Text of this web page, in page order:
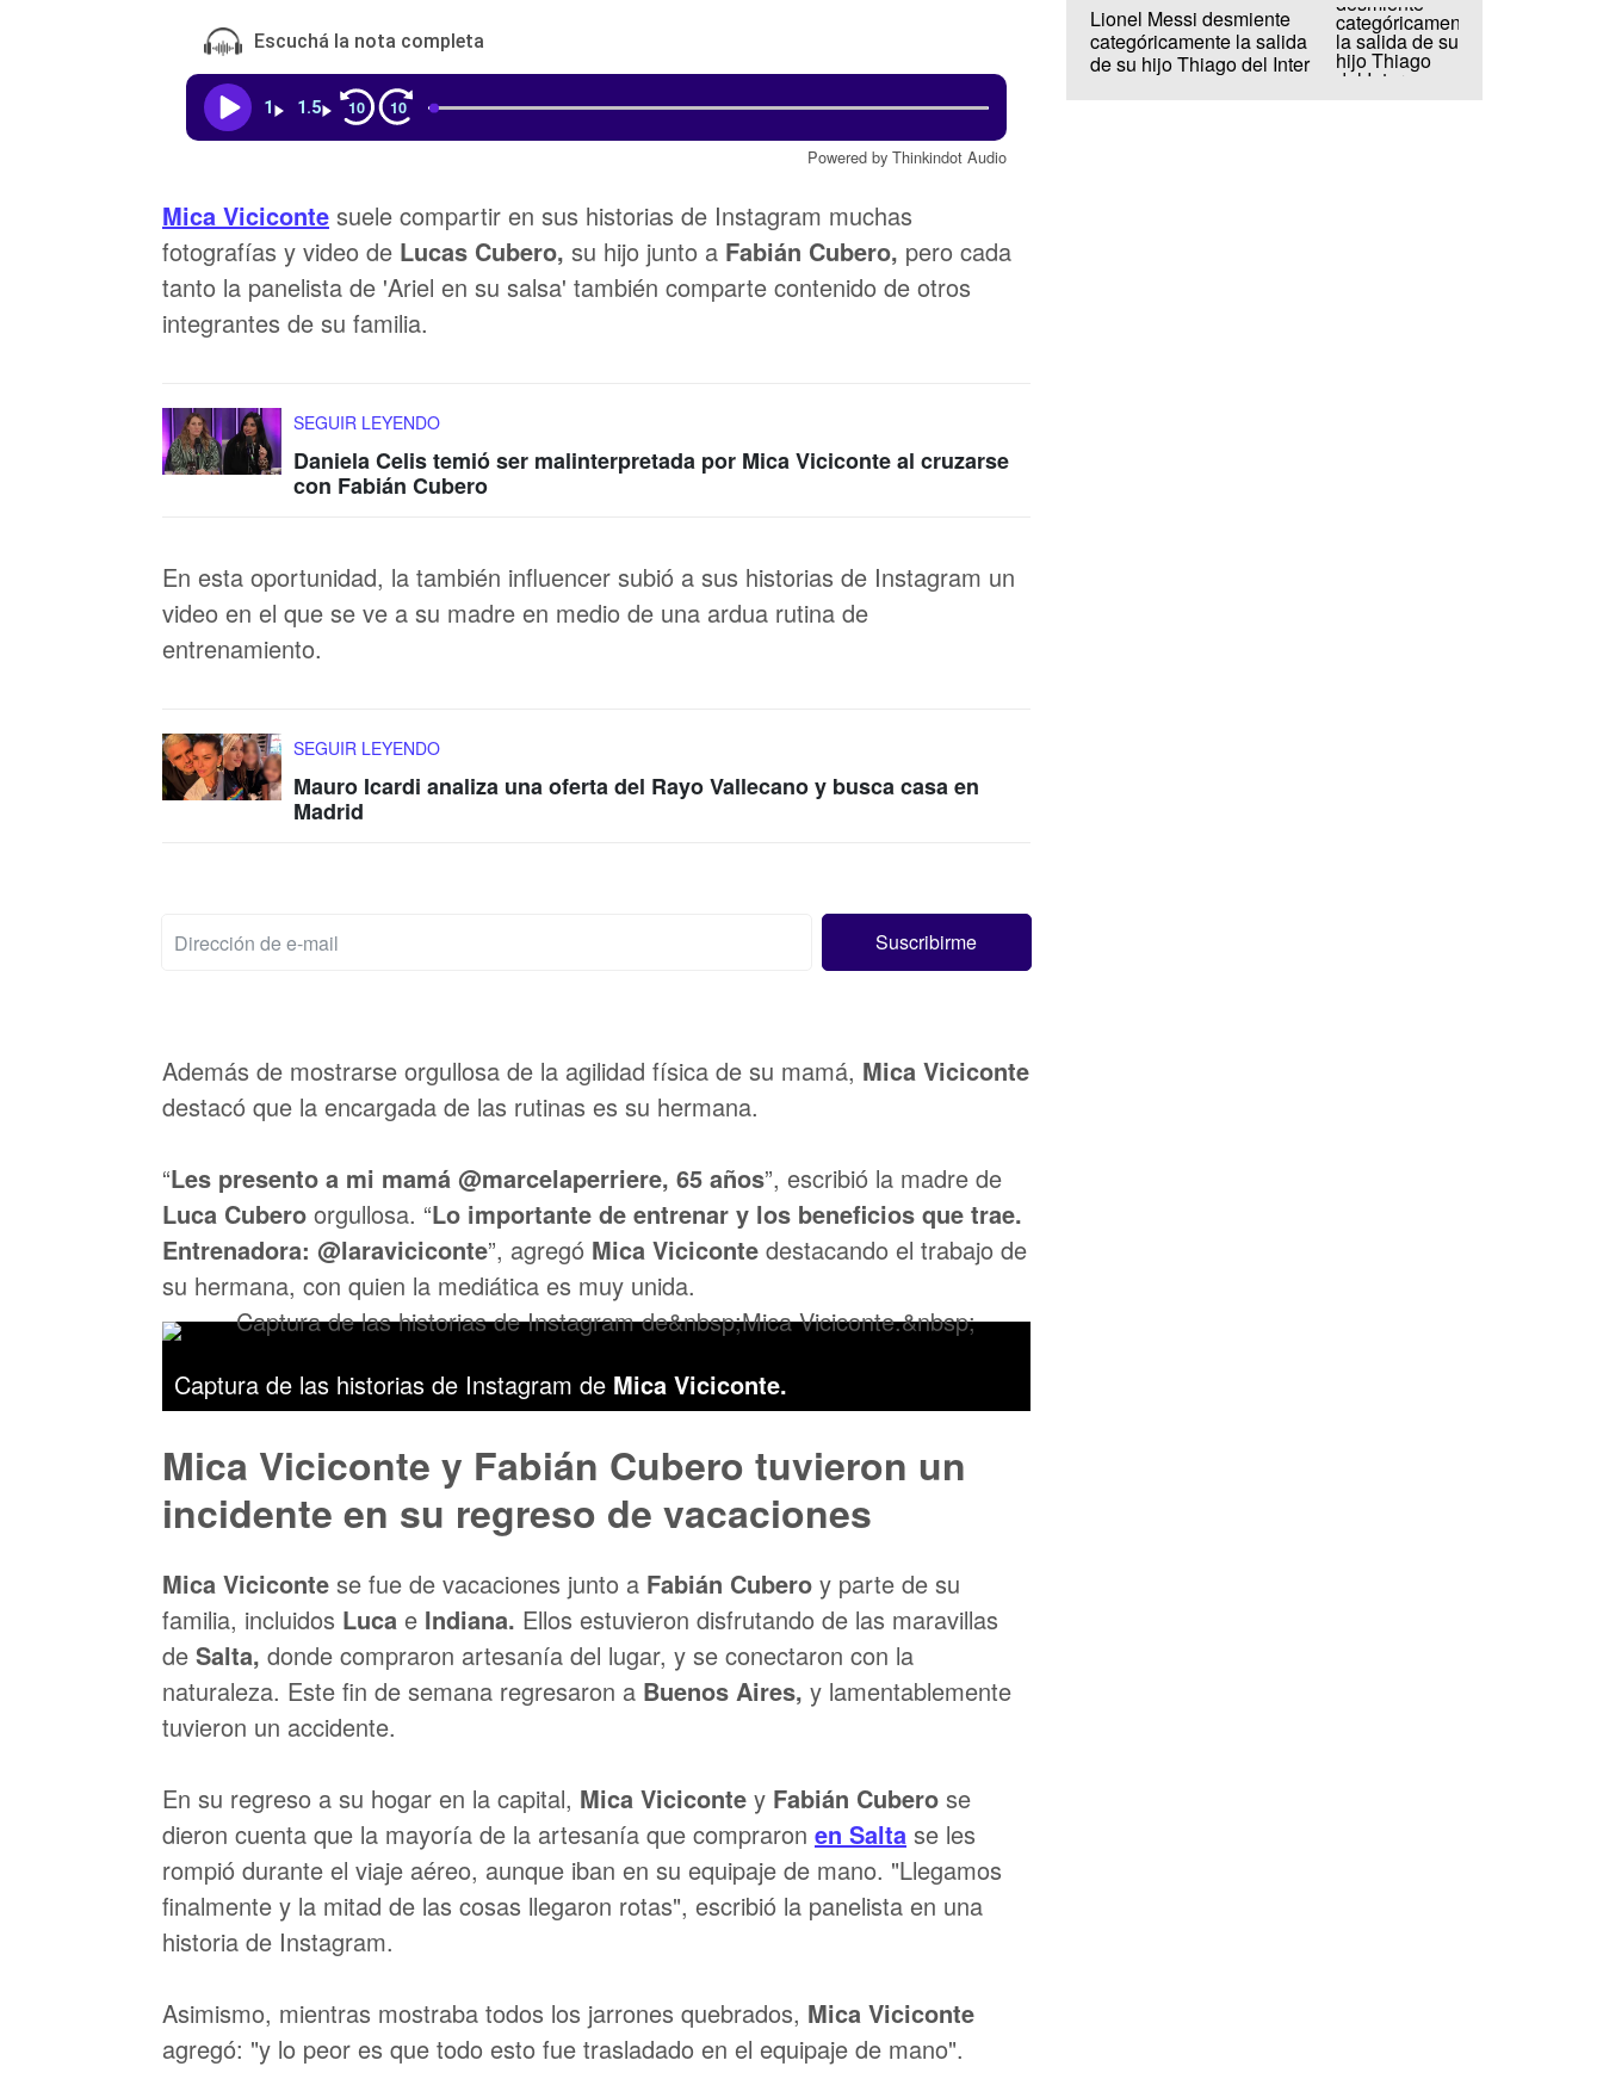
Escuchá la nota completa
1 1.5 10 10
Powered by Thinkindot Audio
Mica Viciconte suele compartir en sus historias de Instagram muchas
fotografías y video de Lucas Cubero, su hijo junto a Fabián Cubero, pero cada
tanto la panelista de 'Ariel en su salsa' también comparte contenido de otros
integrantes de su familia.
SEGUIR LEYENDO
Daniela Celis temió ser malinterpretada por Mica Viciconte al cruzarse
con Fabián Cubero
En esta oportunidad, la también influencer subió a sus historias de Instagram un
video en el que se ve a su madre en medio de una ardua rutina de
entrenamiento.
SEGUIR LEYENDO
Mauro Icardi analiza una oferta del Rayo Vallecano y busca casa en
Madrid
Además de mostrarse orgullosa de la agilidad física de su mamá, Mica Viciconte
destacó que la encargada de las rutinas es su hermana.
“Les presento a mi mamá @marcelaperriere, 65 años”, escribió la madre de
Luca Cubero orgullosa. “Lo importante de entrenar y los beneficios que trae.
Entrenadora: @laraviciconte”, agregó Mica Viciconte destacando el trabajo de
su hermana, con quien la mediática es muy unida.
Captura de las historias de Instagram de Mica Viciconte.
Mica Viciconte y Fabián Cubero tuvieron un
incidente en su regreso de vacaciones
Mica Viciconte se fue de vacaciones junto a Fabián Cubero y parte de su
familia, incluidos Luca e Indiana. Ellos estuvieron disfrutando de las maravillas
de Salta, donde compraron artesanía del lugar, y se conectaron con la
naturaleza. Este fin de semana regresaron a Buenos Aires, y lamentablemente
tuvieron un accidente.
En su regreso a su hogar en la capital, Mica Viciconte y Fabián Cubero se
dieron cuenta que la mayoría de la artesanía que compraron en Salta se les
rompió durante el viaje aéreo, aunque iban en su equipaje de mano. "Llegamos
finalmente y la mitad de las cosas llegaron rotas", escribió la panelista en una
historia de Instagram.
Asimismo, mientras mostraba todos los jarrones quebrados, Mica Viciconte
agregó: "y lo peor es que todo esto fue trasladado en el equipaje de mano".
Lionel Messi desmiente
categóricamente la salida
de su hijo Thiago del Inter